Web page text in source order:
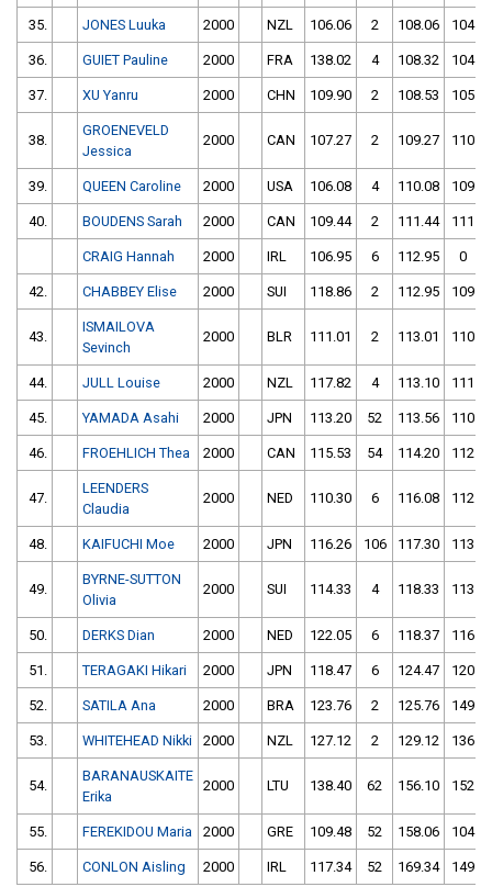
35. JONES Luuka 2000 NZL 106.06 2 108.06 104
36. GUIET Pauline 2000 FRA 138.02 4 108.32 104
37. XU Yanru 2000 CHN 109.90 2 108.53 105
38.
GROENEVELD
Jessica
2000 CAN 107.27 2 109.27 110
39. QUEEN Caroline 2000 USA 106.08 4 110.08 109
40. BOUDENS Sarah 2000 CAN 109.44 2 111.44 111
CRAIG Hannah 2000 IRL 106.95 6 112.95 0
42. CHABBEY Elise 2000 SUI 118.86 2 112.95 109
43.
ISMAILOVA
Sevinch
2000 BLR 111.01 2 113.01 110
44. JULL Louise 2000 NZL 117.82 4 113.10 111
45. YAMADA Asahi 2000 JPN 113.20 52 113.56 110
46. FROEHLICH Thea 2000 CAN 115.53 54 114.20 112
47.
LEENDERS
Claudia
2000 NED 110.30 6 116.08 112
48. KAIFUCHI Moe 2000 JPN 116.26 106 117.30 113
49.
BYRNE-SUTTON
Olivia
2000 SUI 114.33 4 118.33 113
50. DERKS Dian 2000 NED 122.05 6 118.37 116
51. TERAGAKI Hikari 2000 JPN 118.47 6 124.47 120
52. SATILA Ana 2000 BRA 123.76 2 125.76 149
53. WHITEHEAD Nikki 2000 NZL 127.12 2 129.12 136
54.
BARANAUSKAITE
Erika
2000 LTU 138.40 62 156.10 152
55. FEREKIDOU Maria 2000 GRE 109.48 52 158.06 104
56. CONLON Aisling 2000 IRL 117.34 52 169.34 149